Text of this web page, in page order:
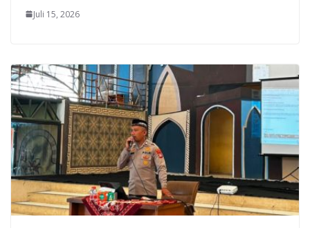
Juli 15, 2026